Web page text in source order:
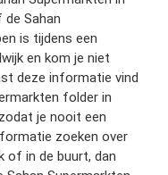
Sahan
is tijdens een
en kom je niet
deze informatie vind
folder in
je nooit een
zoeken over
of in de buurt, dan